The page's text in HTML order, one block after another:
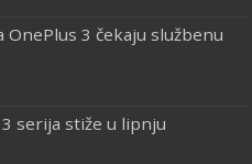
OnePlus 3 čekaju službenu
serija stiže u lipnju